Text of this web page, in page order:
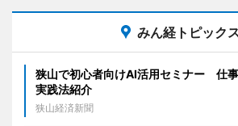
みん経トピック
狭山で初心者向けAI活用セミナー 仕
実践法紹介
狭山経済新聞